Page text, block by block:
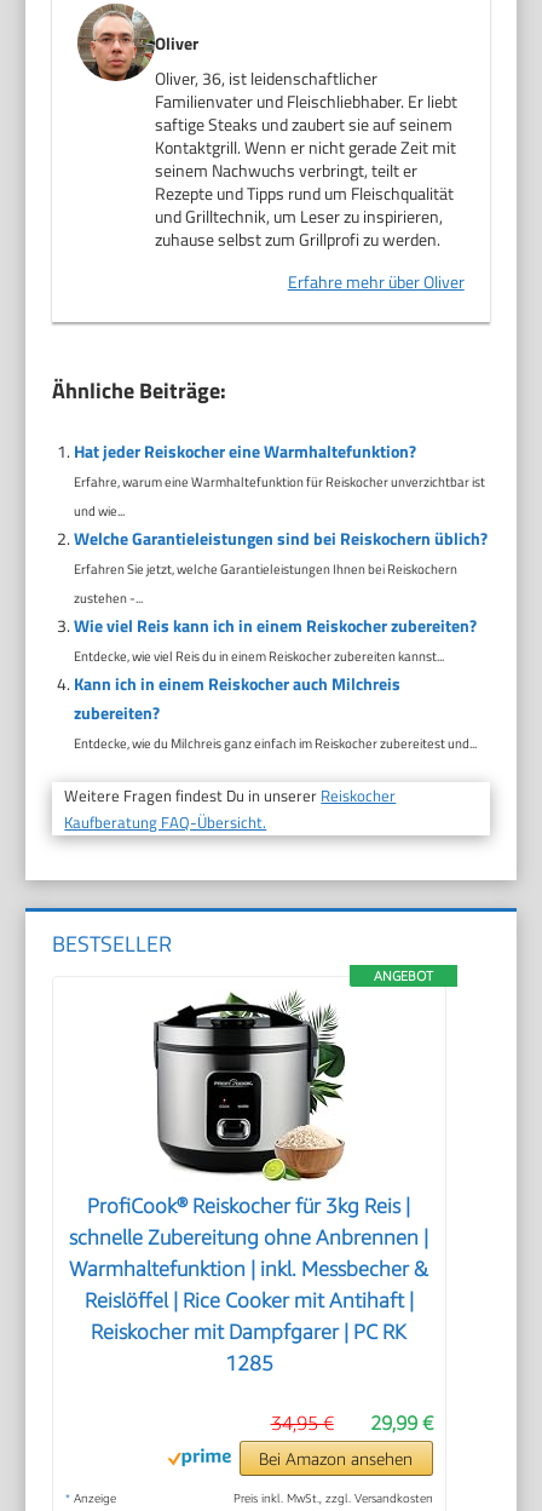
Oliver
Oliver, 36, ist leidenschaftlicher
Familienvater und Fleischliebhaber. Er liebt
saftige Steaks und zaubert sie auf seinem
Kontaktgrill. Wenn er nicht gerade Zeit mit
seinem Nachwuchs verbringt, teilt er
Rezepte und Tipps rund um Fleischqualität
und Grilltechnik, um Leser zu inspirieren,
zuhause selbst zum Grillprofi zu werden.
Erfahre mehr über Oliver
Ähnliche Beiträge:
Hat jeder Reiskocher eine Warmhaltefunktion?
Erfahre, warum eine Warmhaltefunktion für Reiskocher unverzichtbar ist
und wie...
Welche Garantieleistungen sind bei Reiskochern üblich?
Erfahren Sie jetzt, welche Garantieleistungen Ihnen bei Reiskochern
zustehen -...
Wie viel Reis kann ich in einem Reiskocher zubereiten?
Entdecke, wie viel Reis du in einem Reiskocher zubereiten kannst...
Kann ich in einem Reiskocher auch Milchreis
zubereiten?
Entdecke, wie du Milchreis ganz einfach im Reiskocher zubereitest und...
Weitere Fragen findest Du in unserer Reiskocher
Kaufberatung FAQ-Übersicht.
BESTSELLER
ANGEBOT
ProfiCook® Reiskocher für 3kg Reis |
schnelle Zubereitung ohne Anbrennen |
Warmhaltefunktion | inkl. Messbecher &
Reislöffel | Rice Cooker mit Antihaft |
Reiskocher mit Dampfgarer | PC RK
1285
29,99 €
34,95 €
Bei Amazon ansehen
* Anzeige Preis inkl. MwSt., zzgl. Versandkosten